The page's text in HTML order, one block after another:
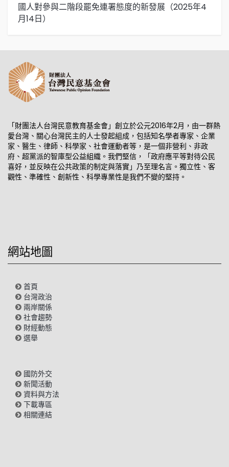
國人對參與二階段罷免連署態度的新發展（2025年4
月14日）
「財團法人台灣民意教育基金會」創立於公元2016年2月，由一群熱
愛台灣、關心台灣民主的人士發起組成，包括知名學者專家、企業
家、醫生、律師、科學家、社會運動者等，是一個非營利、非政
府、超黨派的智庫型公益組織。我們堅信，「政府應平等對待公民
喜好，並反映在公共政策的制定與落實」乃至理名言。獨立性、客
觀性、準確性、創新性、科學專業性是我們不變的堅持。
網站地圖
首頁
台灣政治
兩岸關係
社會趨勢
財經動態
選舉
國防外交
新聞活動
資料與方法
下載專區
相關連結